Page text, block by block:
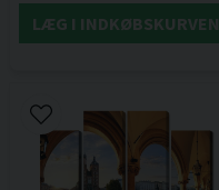
LÆG I INDKØBSKURVEN